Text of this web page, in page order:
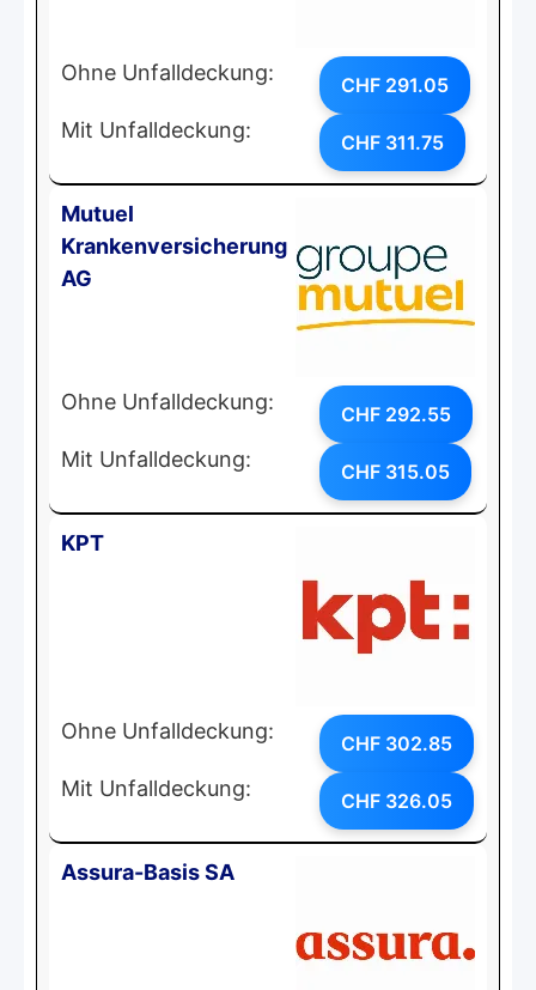
Ohne Unfalldeckung: CHF 291.05
Mit Unfalldeckung: CHF 311.75
Mutuel
Krankenversicherung
AG
Ohne Unfalldeckung: CHF 292.55
Mit Unfalldeckung: CHF 315.05
KPT
Ohne Unfalldeckung: CHF 302.85
Mit Unfalldeckung: CHF 326.05
Assura-Basis SA